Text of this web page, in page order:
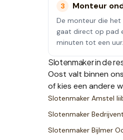
3 Monteur
De monteur die
gaat direct op pad
minuten tot een uur.
Slotenmaker in de
Oost valt binnen
of kies een andere
Slotenmaker Amstel
Slotenmaker
Slotenmaker Bijlmer